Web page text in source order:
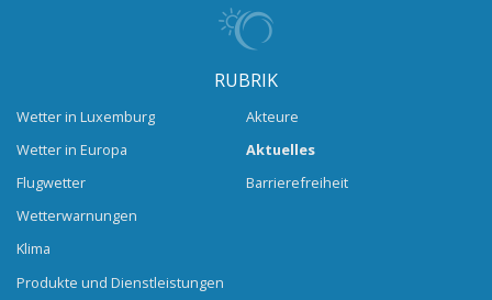
RUBRIK
Wetter in Luxemburg
Wetter in Europa
Flugwetter
Wetterwarnungen
Klima
Produkte und Dienstleistungen
Akteure
Aktuelles
Barrierefreiheit